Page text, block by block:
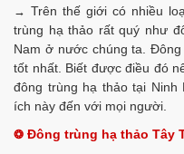
→Trên thế giới có nhiều
trùng hạ thảo rất quý như
Nam ở nước chúng ta.
tốt nhất. Biết được điều đó
đông trùng hạ thảo tại
ích này đến với mọi người.
❂ Đông trùng hạ thảo Tây